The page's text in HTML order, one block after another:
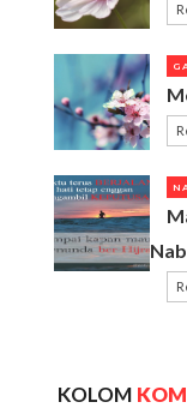
KOLOM